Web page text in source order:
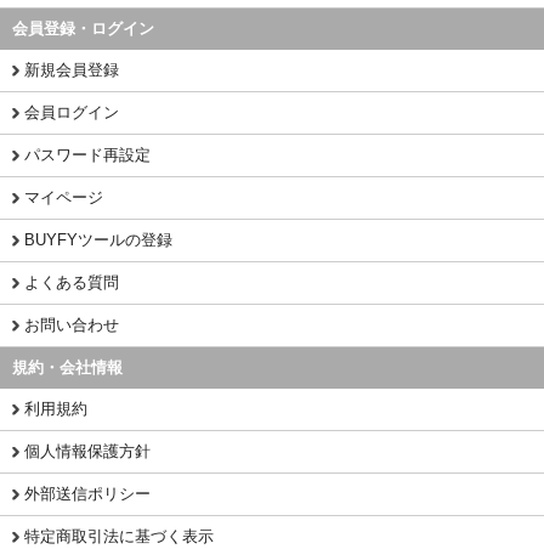
会員登録・ログイン
新規会員登録
会員ログイン
パスワード再設定
マイページ
BUYFYツールの登録
よくある質問
お問い合わせ
規約・会社情報
利用規約
個人情報保護方針
外部送信ポリシー
特定商取引法に基づく表示